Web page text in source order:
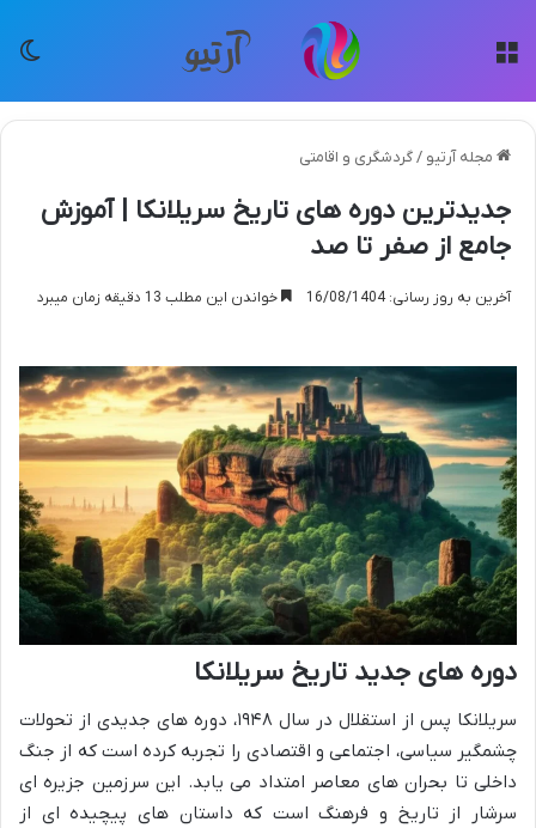
مجله آرتیو /گردشگری و اقامتی
جدیدترین دوره های تاریخ سریلانکا | آموزش
جامع از صفر تا صد
آخرین به روز رسانی: 16/08/1404 خواندن این مطلب 13 دقیقه زمان میبرد
دوره های جدید تاریخ سریلانکا
سریلانکا پس از استقلال در سال ۱۹۴۸، دوره های جدیدی از تحولات
چشمگیر سیاسی، اجتماعی و اقتصادی را تجربه کرده است که از جنگ
داخلی تا بحران های معاصر امتداد می یابد. این سرزمین جزیره ای
سرشار از تاریخ و فرهنگ است که داستان های پیچیده ای از